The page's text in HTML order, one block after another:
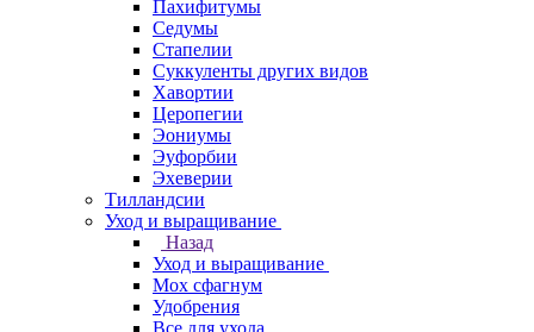
Пахифитумы
Седумы
Стапелии
Суккуленты других видов
Хавортии
Церопегии
Эониумы
Эуфорбии
Эхеверии
Тилландсии
Уход и выращивание
Назад
Уход и выращивание
Мох сфагнум
Удобрения
Все для ухода